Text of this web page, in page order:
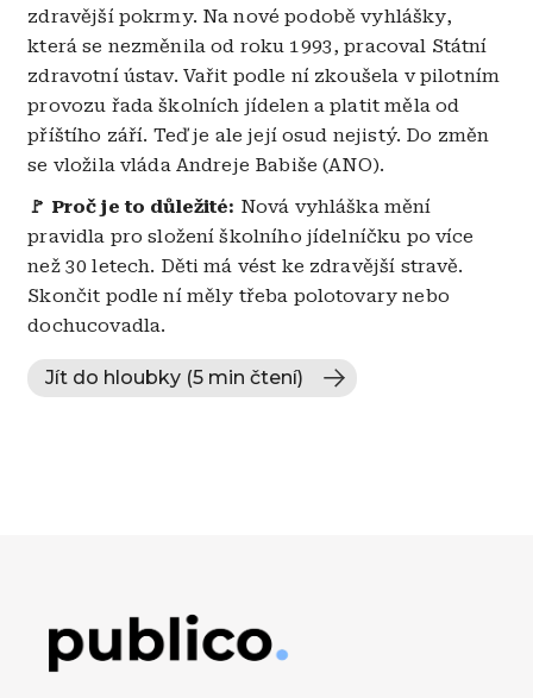
zdravější pokrmy. Na nové podobě vyhlášky,
která se nezměnila od roku 1993, pracoval Státní
zdravotní ústav. Vařit podle ní zkoušela v pilotním
provozu řada školních jídelen a platit měla od
příštího září. Teď je ale její osud nejistý. Do změn
se vložila vláda Andreje Babiše (ANO).
🚩 Proč je to důležité: Nová vyhláška mění
pravidla pro složení školního jídelníčku po více
než 30 letech. Děti má vést ke zdravější stravě.
Skončit podle ní měly třeba polotovary nebo
dochucovadla.
Jít do hloubky (5 min čtení)